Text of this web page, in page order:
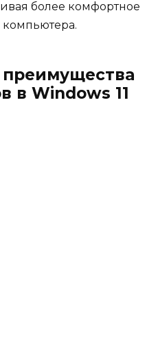
более комфортное
в Windows 11